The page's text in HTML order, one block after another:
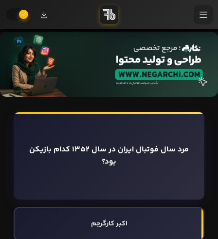
مرد سال فوتبال ایران در سال 1352 کدام بازیکن
بود؟
اکبر کارگرجم